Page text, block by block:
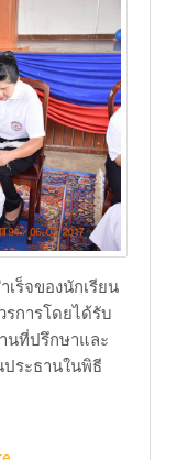
ร็จของนักเรียน
การโดยได้รับ
นที่ปรึกษาและ
ระธานในพิธี